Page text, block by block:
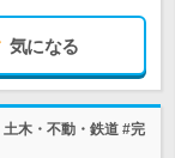
気になる
木・不動・鉄道 #完